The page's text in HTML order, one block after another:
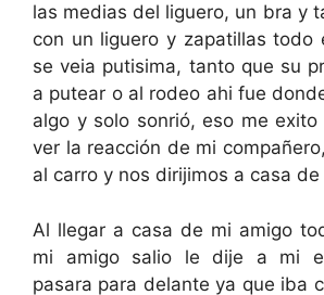
las medias del liguero, un bra y
con un liguero y zapatillas todo
se veia putisima, tanto que su
a putear o al rodeo ahi fue
algo y solo sonrió, eso me exito
ver la reacción de mi
al carro y nos dirijimos a casa de
Al llegar a casa de mi amigo
mi amigo salio le dije a mi
pasara para delante ya que iba